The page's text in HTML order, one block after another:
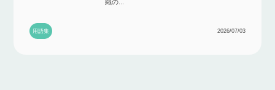
織の...
用語集 2026/07/03